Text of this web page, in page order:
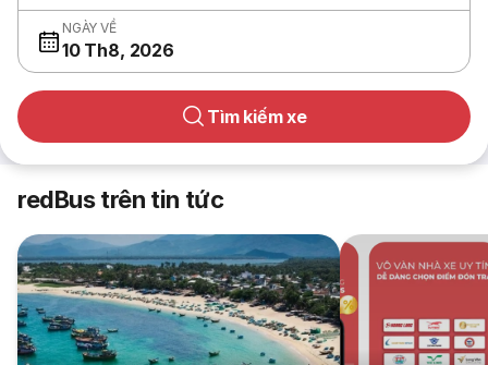
NGÀY VỀ
10 Th8, 2026
Tìm kiếm xe
redBus trên tin tức